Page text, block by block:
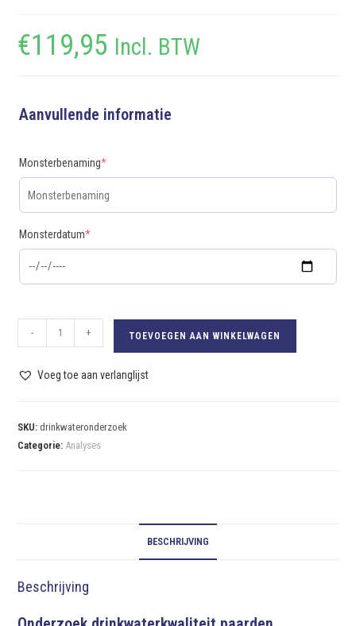
€119,95 Incl. BTW
Aanvullende informatie
Monsterbenaming*
Monsterdatum*
- + TOEVOEGEN AAN WINKELWAGEN
Voeg toe aan verlanglijst
SKU:drinkwateronderzoek
Categorie: Analyses
BESCHRIJVING
Beschrijving